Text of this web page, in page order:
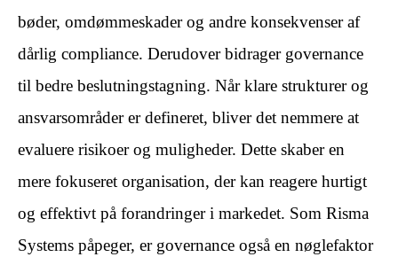
bøder, omdømmeskader og andre konsekvenser af
dårlig compliance. Derudover bidrager governance
til bedre beslutningstagning. Når klare strukturer og
ansvarsområder er defineret, bliver det nemmere at
evaluere risikoer og muligheder. Dette skaber en
mere fokuseret organisation, der kan reagere hurtigt
og effektivt på forandringer i markedet. Som Risma
Systems påpeger, er governance også en nøglefaktor